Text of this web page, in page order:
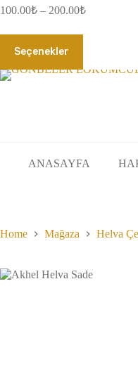
100.00₺ – 200.00₺Fiyat
Seçenekler
ANASAYFA
Home Mağaza Helva